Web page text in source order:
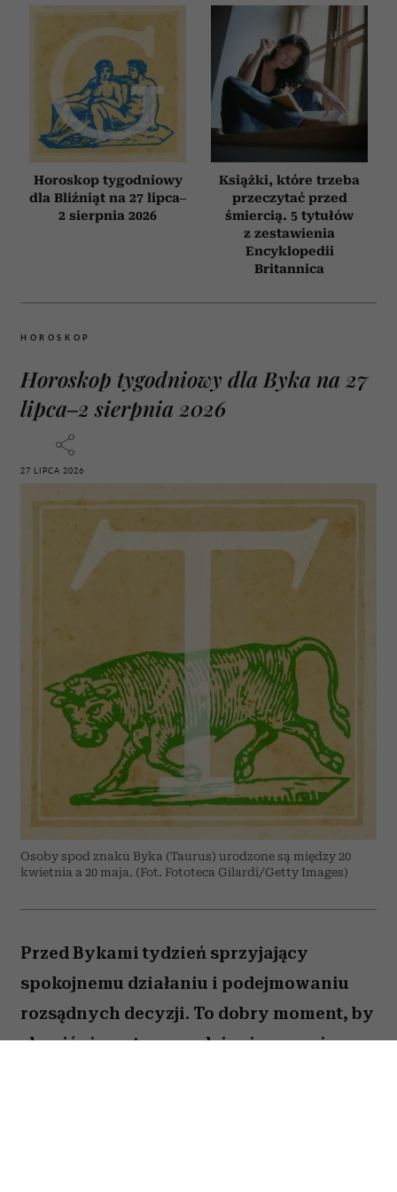
Horoskop tygodniowy
dla Bliźniąt na 27 lipca–
2 sierpnia 2026
Książki, które trzeba
przeczytać przed
śmiercią. 5 tytułów
z zestawienia
Encyklopedii
Britannica
HOROSKOP
Horoskop tygodniowy dla Byka na 27
lipca–2 sierpnia 2026
27 LIPCA 2026
Osoby spod znaku Byka (Taurus) urodzone są między 20
kwietnia a 20 maja. (Fot. Fototeca Gilardi/Getty Images)
Przed Bykami tydzień sprzyjający
spokojnemu działaniu i podejmowaniu
rozsądnych decyzji. To dobry moment, by
skupić się na tym, co daje ci poczucie